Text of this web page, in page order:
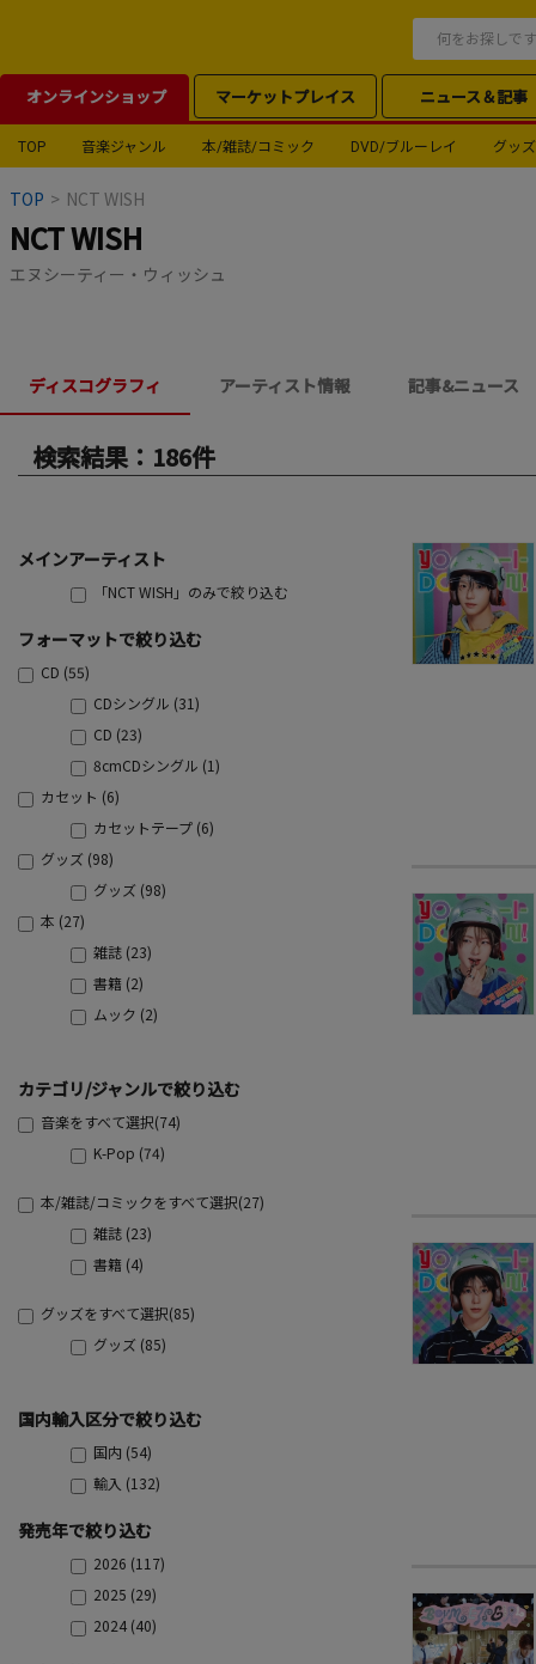
オンラインショップ マーケットプレイス ニュース＆記事
TOP 音楽ジャンル 本/雑誌/コミック DVD/ブルーレイ グッズ
TOP > NCT WISH
NCT WISH
エヌシーティー・ウィッシュ
ディスコグラフィ アーティスト情報 記事&ニュース
検索結果：186件
メインアーティスト
「NCT WISH」のみで絞り込む
フォーマットで絞り込む
CD (55)
CDシングル (31)
CD (23)
8cmCDシングル (1)
カセット (6)
カセットテープ (6)
グッズ (98)
グッズ (98)
本 (27)
雑誌 (23)
書籍 (2)
ムック (2)
カテゴリ/ジャンルで絞り込む
音楽をすべて選択(74)
K-Pop (74)
本/雑誌/コミックをすべて選択(27)
雑誌 (23)
書籍 (4)
グッズをすべて選択(85)
グッズ (85)
国内輸入区分で絞り込む
国内 (54)
輸入 (132)
発売年で絞り込む
2026 (117)
2025 (29)
2024 (40)